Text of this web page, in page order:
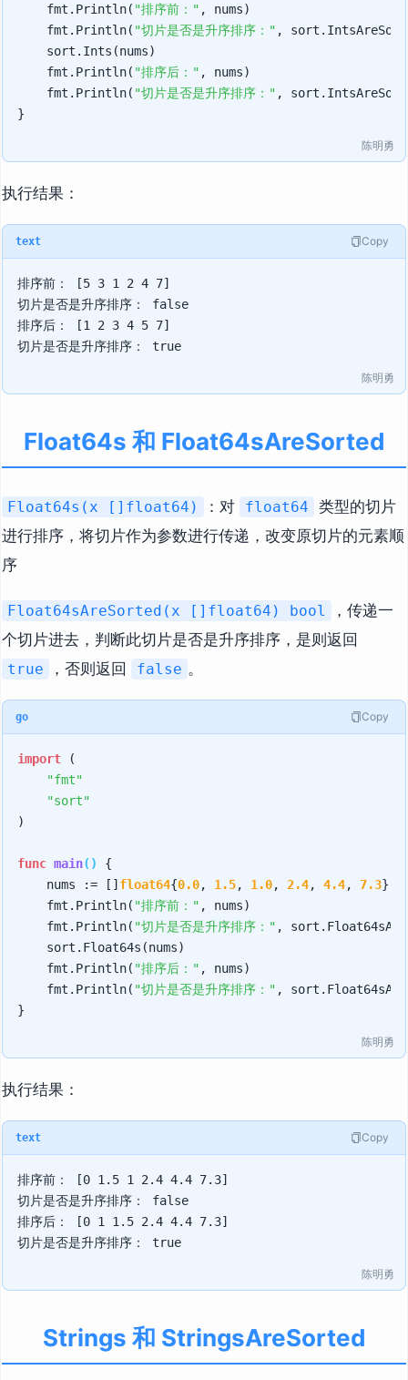
    fmt.Println(
"排序前：" , nums)
    fmt.Println(
"切片是否是升序排序：" ,
    sort.Ints(nums)
    fmt.Println(
"排序后：" , nums)
    fmt.Println(
"切片是否是升序排序：" ,
陈明勇
执行结果：
text Copy
排序前： [5 3 1 2 4 7]
切片是否是升序排序： false
排序后： [1 2 3 4 5 7]
陈明勇
Float64s 和 Float64sAreSorted
Float64s(x []float64) ：对 float64
类型的切片
进行排序，将切片作为参数进行传递，改变原切片的元素顺
序
Float64sAreSorted(x []float64) bool
，传递一
个切片进去，判断此切片是否是升序排序，是则返回
true ，否则返回 false 。
go Copy
import (
"fmt"
"sort"
)
func main()
{
    nums := []
float64{0.0, 1.5, 1.0, 2.4, 4.4, 7.3}
    fmt.Println(
"排序前：" , nums)
    fmt.Println(
"切片是否是升序排序：" ,
    sort.Float64s(nums)
    fmt.Println(
"排序后：" , nums)
    fmt.Println(
"切片是否是升序排序：" ,
陈明勇
执行结果：
text Copy
排序前： [0 1.5 1 2.4 4.4 7.3]
切片是否是升序排序： false
排序后： [0 1 1.5 2.4 4.4 7.3]
陈明勇
Strings 和 StringsAreSorted